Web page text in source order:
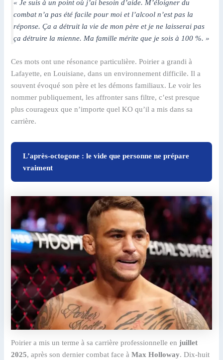
« Je suis à un point où j’ai besoin d’aide. M’éloigner du
combat n’a pas été facile pour moi et l’alcool n’est pas la
réponse. Ça a détruit la vie de mon père et je ne laisserai pas
ça détruire la mienne. Ma famille mérite que je sois à 100 %. »
Ces mots ont une résonance particulière. Poirier a grandi à
Lafayette, en Louisiane, dans un environnement difficile. Il a
souvent évoqué son père et les démons familiaux. Le voir les
nommer publiquement, les affronter sans filtre, c’est presque
plus courageux que n’importe quel KO qu’il a mis dans sa
carrière.
L’après-octogone : le vide que personne ne prépare
vraiment
Poirier a mis un terme à sa carrière professionnelle enjuillet
2025, après son dernier combat face àMax Holloway. Dix-huit